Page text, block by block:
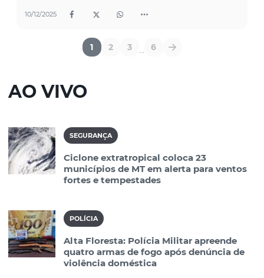
10/12/2025
1 2 3 ... 6
AO VIVO
SEGURANÇA
Ciclone extratropical coloca 23
municípios de MT em alerta para ventos
fortes e tempestades
POLÍCIA
Alta Floresta: Polícia Militar apreende
quatro armas de fogo após denúncia de
violência doméstica